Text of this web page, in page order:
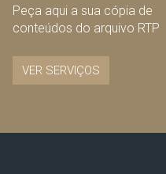
Peça aqui a sua cópia de
conteúdos do arquivo RTP
VER SERVIÇOS